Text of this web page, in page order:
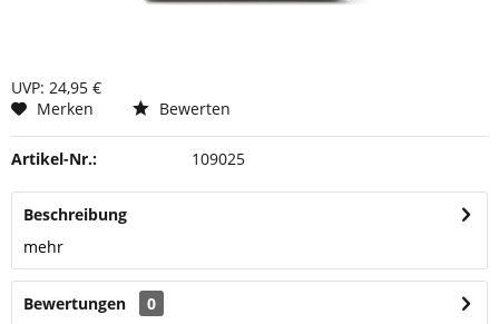
UVP: 24,95 €
Merken
Bewerten
Artikel-Nr.: 109025
Beschreibung
mehr
Bewertungen
0